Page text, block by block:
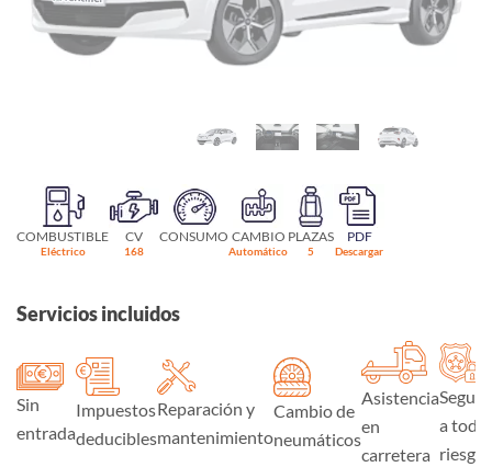
COMBUSTIBLE
Eléctrico
CV
168
CONSUMO CAMBIO
Automático
PLAZAS
5
PDF
Descargar
Servicios incluidos
Sin
entrada
Impuestos
deducibles
Reparación y
mantenimiento
Cambio de
neumáticos
Asistencia
en
carretera
Seguro
a todo
riesgo